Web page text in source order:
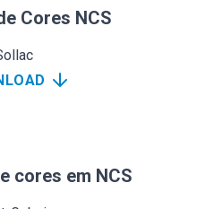
Cores NCS
cores em NCS